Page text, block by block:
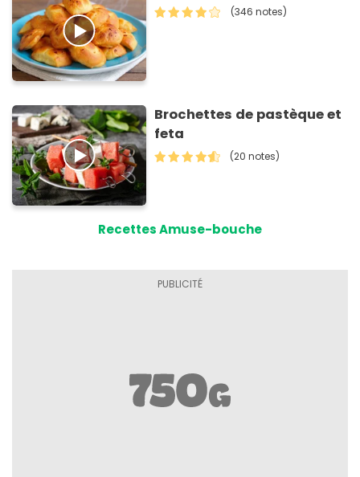
(346 notes)
Brochettes de pastèque et
feta
(20 notes)
Recettes Amuse-bouche